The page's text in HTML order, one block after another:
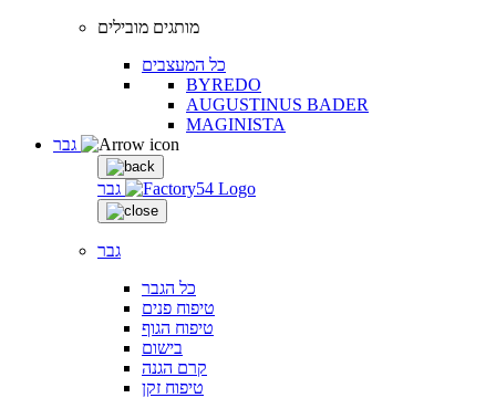
מותגים מובילים
כל המעצבים
BYREDO
AUGUSTINUS BADER
MAGINISTA
גבר
גבר
כל הגבר
טיפוח פנים
טיפוח הגוף
בישום
קרם הגנה
טיפוח זקן